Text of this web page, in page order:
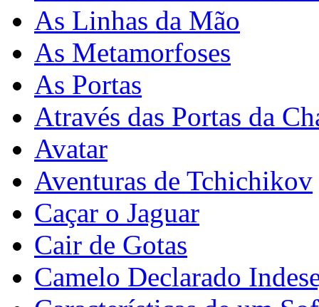
As Linhas da Mão
As Metamorfoses
As Portas
Através das Portas da
Avatar
Aventuras de Tchichikov
Caçar o Jaguar
Cair de Gotas
Camelo Declarado